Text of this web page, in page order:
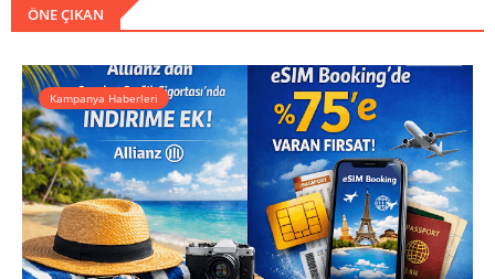
ÖNE ÇIKAN
Kampanya Haberleri